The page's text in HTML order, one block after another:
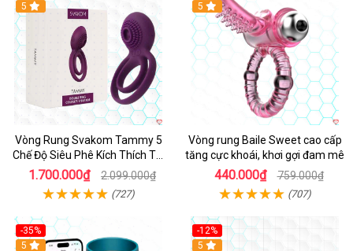
5
Vòng Rung Svakom Tammy 5
Chế Độ Siêu Phê Kích Thích Tối
Đa
1.700.000₫ 2.099.000₫
(727)
5
Vòng rung Baile Sweet cao cấp
tăng cực khoái, khơi gợi đam mê
440.000₫ 759.000₫
(707)
-35%
Hot
5
-12%
5